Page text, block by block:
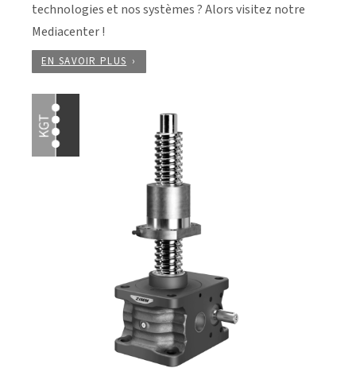
technologies et nos systèmes ? Alors visitez notre
Mediacenter !
EN SAVOIR PLUS